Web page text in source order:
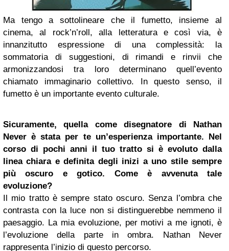
Ma tengo a sottolineare che il fumetto, insieme al
cinema, al rock’n’roll, alla letteratura e così via, è
innanzitutto espressione di una complessità: la
sommatoria di suggestioni, di rimandi e rinvii che
armonizzandosi tra loro determinano quell’evento
chiamato immaginario collettivo. In questo senso, il
fumetto è un importante evento culturale.
Sicuramente, quella come disegnatore di Nathan
Never è stata per te un’esperienza importante. Nel
corso di pochi anni il tuo tratto si è evoluto dalla
linea chiara e definita degli inizi a uno stile sempre
più oscuro e gotico. Come è avvenuta tale
evoluzione?
Il mio tratto è sempre stato oscuro. Senza l’ombra che
contrasta con la luce non si distinguerebbe nemmeno il
paesaggio. La mia evoluzione, per motivi a me ignoti, è
l’evoluzione della parte in ombra. Nathan Never
rappresenta l’inizio di questo percorso.